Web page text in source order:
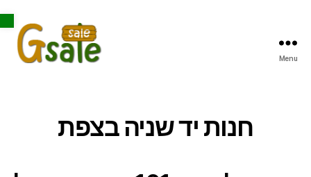
Open toolbar
Menu
חנות יד שניה בצפת